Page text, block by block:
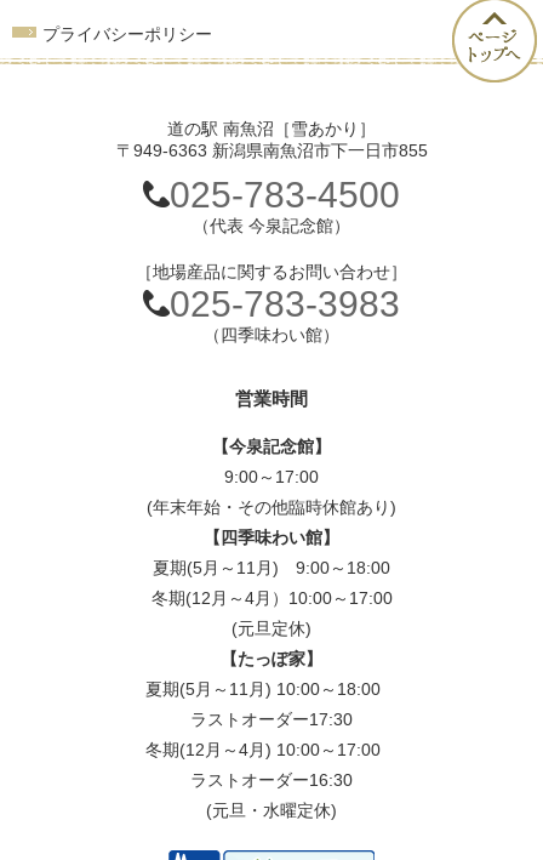
プライバシーポリシー
道の駅 南魚沼［雪あかり］
〒949-6363 新潟県南魚沼市下一日市855
025-783-4500
（代表 今泉記念館）
［地場産品に関するお問い合わせ］
025-783-3983
（四季味わい館）
営業時間
【今泉記念館】
9:00～17:00
(年末年始・その他臨時休館あり)
【四季味わい館】
夏期(5月～11月) 9:00～18:00
冬期(12月～4月）10:00～17:00
(元旦定休)
【たっぽ家】
夏期(5月～11月) 10:00～18:00
ラストオーダー17:30
冬期(12月～4月) 10:00～17:00
ラストオーダー16:30
(元旦・水曜定休)